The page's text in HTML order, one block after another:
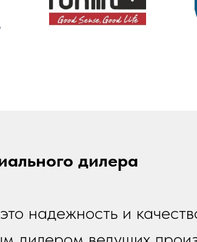
дилера
надежность и